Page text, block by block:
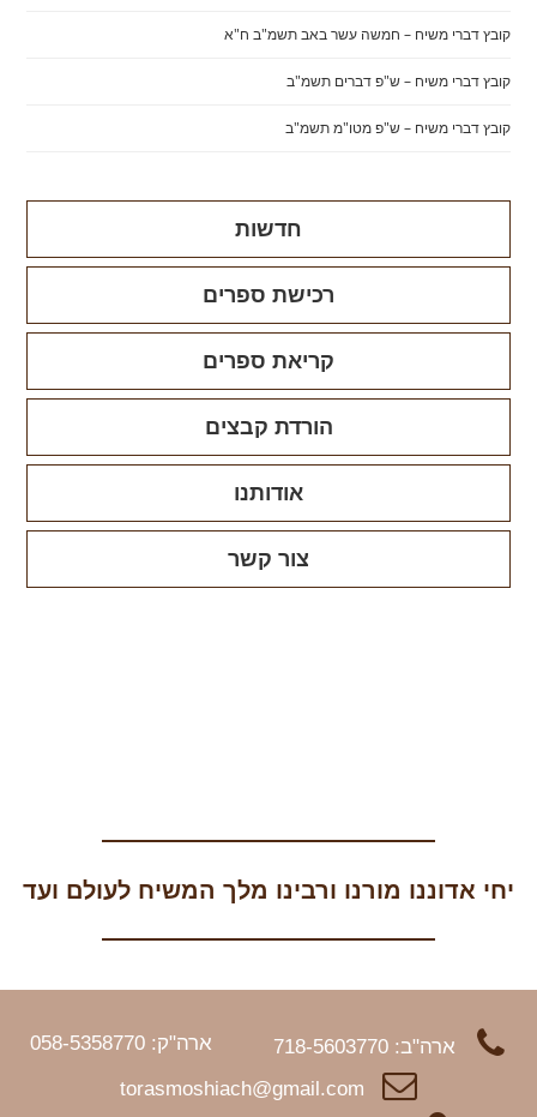
קובץ דברי משיח – חמשה עשר באב תשמ"ב ח"א
קובץ דברי משיח – ש"פ דברים תשמ"ב
קובץ דברי משיח – ש"פ מטו"מ תשמ"ב
חדשות
רכישת ספרים
קריאת ספרים
הורדת קבצים
אודותנו
צור קשר
יחי אדוננו מורנו ורבינו מלך המשיח לעולם ועד
ארה"ב: 718-5603770
ארה"ק: 058-5358770
torasmoshiach@gmail.com